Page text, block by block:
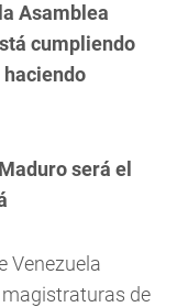
Asamblea
cumpliendo
haciendo
será el
Venezuela
de